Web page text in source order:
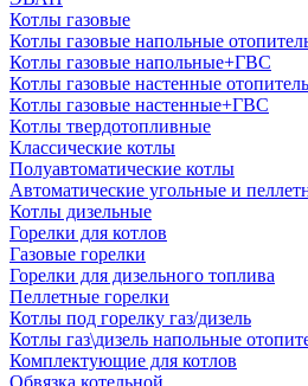
Котлы газовые
Котлы газовые напольные
Котлы газовые напольные+ГВС
Котлы газовые настенные
Котлы газовые настенные+ГВС
Котлы твердотопливные
Классические котлы
Полуавтоматические котлы
Автоматические угольные и
Котлы дизельные
Горелки для котлов
Газовые горелки
Горелки для дизельного топлива
Пеллетные горелки
Котлы под горелку газ/дизель
Котлы газ\дизель напольные
Комплектующие для котлов
Обвязка котельной